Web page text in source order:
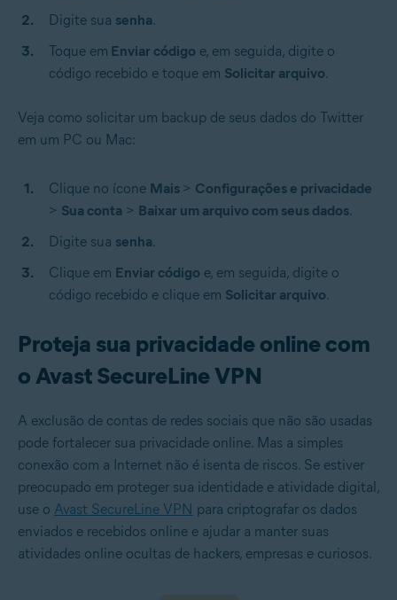
Digite sua senha.
Toque em Enviar código e, em seguida, digite o
código recebido e toque em Solicitar arquivo.
Veja como solicitar um backup de seus dados do Twitter
em um PC ou Mac:
Clique no ícone Mais > Configurações e privacidade
> Sua conta > Baixar um arquivo com seus dados.
Digite sua senha.
Clique em Enviar código e, em seguida, digite o
código recebido e clique em Solicitar arquivo.
Proteja sua privacidade online com
o Avast SecureLine VPN
A exclusão de contas de redes sociais que não são usadas
pode fortalecer sua privacidade online. Mas a simples
conexão com a Internet não é isenta de riscos. Se estiver
preocupado em proteger sua identidade e atividade digital,
use o Avast SecureLine VPN para criptografar os dados
enviados e recebidos online e ajudar a manter suas
atividades online ocultas de hackers, empresas e curiosos.